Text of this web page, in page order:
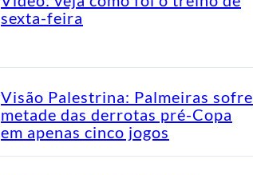
sexta-feira
Visão Palestrina: Palmeiras sofre
metade das derrotas pré-Copa
em apenas cinco jogos